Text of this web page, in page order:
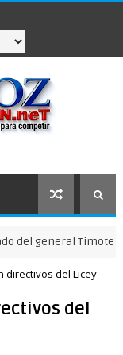
Timoteo Ogando
directivos del Licey
del